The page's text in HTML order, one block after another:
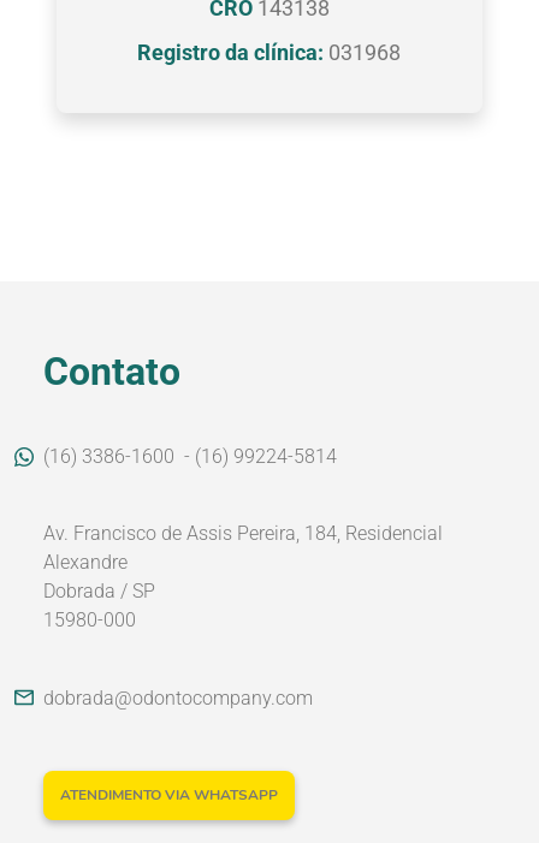
CRO143138
Registro da clínica: 031968
Contato
(16) 3386-1600 - (16) 99224-5814
Av. Francisco de Assis Pereira, 184, Residencial
Alexandre
Dobrada / SP
15980-000
dobrada@odontocompany.com
ATENDIMENTO VIA WHATSAPP